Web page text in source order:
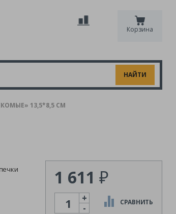
Корзина
13,5*8,5 СМ
1 611 ₽
Количество
-
+ СРАВНИТЬ